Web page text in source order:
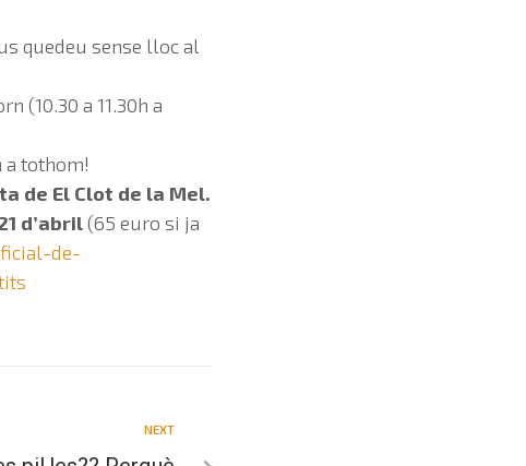
quedeu sense lloc al
(10.30 a 11.30h a
a tothom!
de El Clot de la Mel.
d’abril(65 euro si ja
de-
NEXT